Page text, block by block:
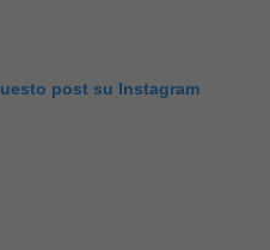
post su Instagram